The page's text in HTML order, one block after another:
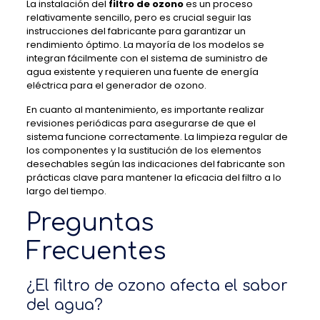
La instalación del filtro de ozonoes un proceso
relativamente sencillo, pero es crucial seguir las
instrucciones del fabricante para garantizar un
rendimiento óptimo. La mayoría de los modelos se
integran fácilmente con el sistema de suministro de
agua existente y requieren una fuente de energía
eléctrica para el generador de ozono.
En cuanto al mantenimiento, es importante realizar
revisiones periódicas para asegurarse de que el
sistema funcione correctamente. La limpieza regular de
los componentes y la sustitución de los elementos
desechables según las indicaciones del fabricante son
prácticas clave para mantener la eficacia del filtro a lo
largo del tiempo.
Preguntas
Frecuentes
¿El filtro de ozono afecta el sabor
del agua?